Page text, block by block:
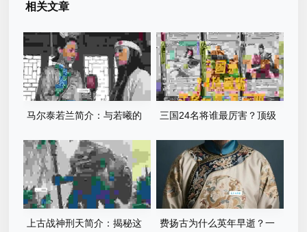
相关文章
马尔泰若兰简介：与若曦的
三国24名将谁最厉害？顶级
上古战神刑天简介：揭秘这
费扬古为什么英年早逝？一